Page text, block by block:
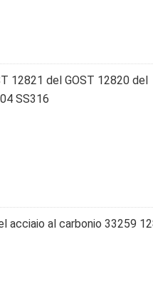
12821 del GOST 12820 del
SS316
acciaio al carbonio 33259